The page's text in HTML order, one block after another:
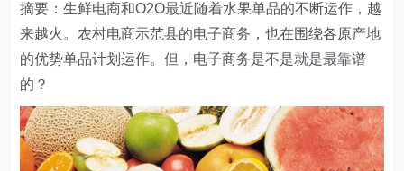
摘要：生鲜电商和O2O最近随着水果单品的不断运作，越
来越火。农村电商示范县的电子商务，也在围绕各原产地
的优势单品计划运作。但，电子商务是不是就是最靠谱
的？